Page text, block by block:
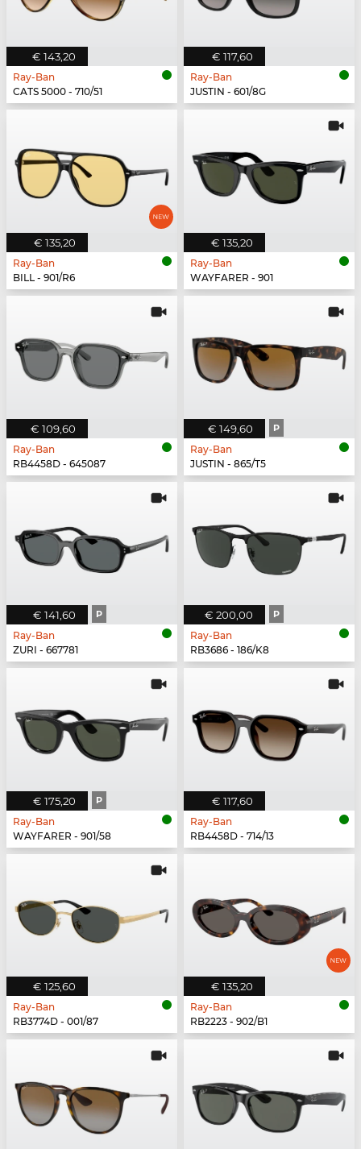
€ 143,20
Ray-Ban
CATS 5000 - 710/51
€ 117,60
Ray-Ban
JUSTIN - 601/8G
€ 135,20
Ray-Ban
BILL - 901/R6
€ 135,20
Ray-Ban
WAYFARER - 901
€ 109,60
Ray-Ban
RB4458D - 645087
€ 149,60 P
Ray-Ban
JUSTIN - 865/T5
€ 141,60 P
Ray-Ban
ZURI - 667781
€ 200,00 P
Ray-Ban
RB3686 - 186/K8
€ 175,20 P
Ray-Ban
WAYFARER - 901/58
€ 117,60
Ray-Ban
RB4458D - 714/13
€ 125,60
Ray-Ban
RB3774D - 001/87
€ 135,20
Ray-Ban
RB2223 - 902/B1